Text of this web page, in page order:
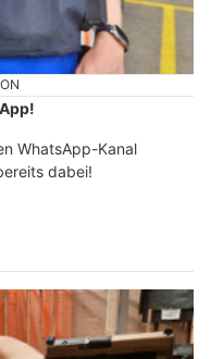
WhatsApp-Kanal
dabei!